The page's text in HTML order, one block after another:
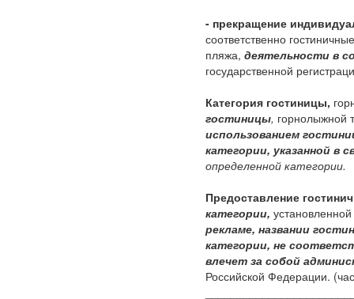
- прекращение
соответственно
пляжа, деятельности в
государственной
Категория гостиницы,
гостиницы, горнолыжной
использованием
категории, указанной в
определенной категории.
Предоставление
категории,
рекламе, названии
категории, не
влечет за собой
Российской Федерации.